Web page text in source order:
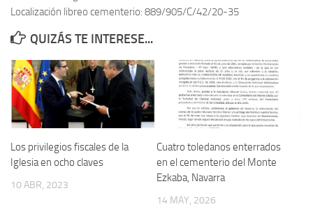
Memoria Histórica
Investigación previa de la represión en Talavera de la Reina (1937-
1947).
Informe Represión en Toledo 1936-1947 | Buscador
Informe de la fosa de abril de 1939 de Tembleque
Enciclopedia Republicana
Militantes históricos IR
Localización libreo cementerio: 889/905/C/42/20-35
QUIZÁS TE INTERESE...
Los privilegios fiscales de la
Iglesia en ocho claves
10 ABR, 2023
Cuatro toledanos enterrados
en el cementerio del Monte
Ezkaba, Navarra
14 MAY, 2026